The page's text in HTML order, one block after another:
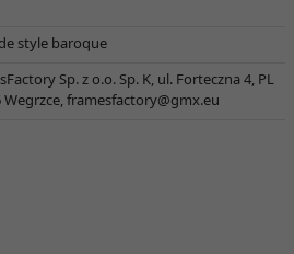
style baroque
Sp. z o.o. Sp. K, ul. Forteczna 4, PL
Wegrzce,framesfactory@gmx.eu